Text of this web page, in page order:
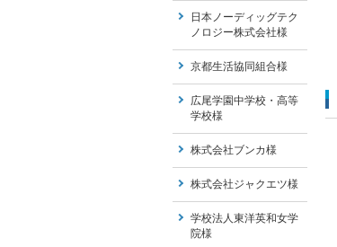
日本ノーディッグテク
ノロジー株式会社様
京都生活協同組合様
広尾学園中学校・高等
学校様
株式会社ブンカ様
株式会社ジャクエツ様
学校法人東洋英和女学
院様